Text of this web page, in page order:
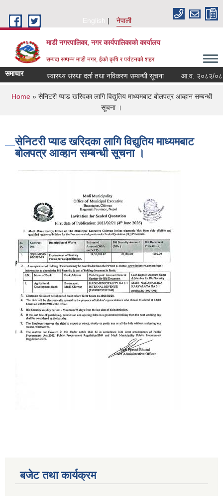
English
नेपाली
माडी नगरपालिका, नगर कार्यपालिकाकाे कार्यालय
सम्पदा सम्पन्न माडी नगर, ईको कृषि र पर्यटनको शहर
समाचार स्वास्थ्य संस्था दर्ता तथा नविकरण सम्बन्धी सूचना आ.व. २०८२/०८३ मा
You are here
Home» सेनिटरी प्याड खरिदका लागि विद्युतिय माध्यमबाट बोलपत्र आव्हान सम्बन्धी
सूचना ।
सेनिटरी प्याड खरिदका लागि विद्युतिय माध्यमबाट
बोलपत्र आव्हान सम्बन्धी सूचना ।
बजेट तथा कार्यक्रम